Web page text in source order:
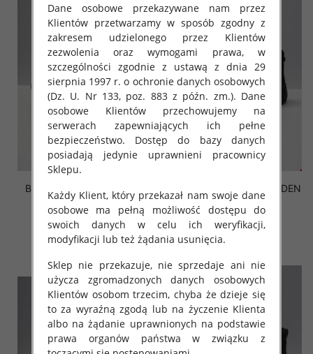
Botki Męskie M521 CAMEL
41-46 OCIEPLANE
77.00 zł
szczegóły
Botki Męskie M302-1 JEDEN
41-46 OCIEPALNE
53.00 zł
szczegóły
Dane osobowe przekazywane nam przez
Klientów przetwarzamy w sposób zgodny z
zakresem udzielonego przez Klientów
zezwolenia oraz wymogami prawa, w
szczególności zgodnie z ustawą z dnia 29
sierpnia 1997 r. o ochronie danych osobowych
(Dz. U. Nr 133, poz. 883 z późn. zm.). Dane
osobowe Klientów przechowujemy na
serwerach zapewniających ich pełne
bezpieczeństwo. Dostęp do bazy danych
posiadają jedynie uprawnieni pracownicy
Sklepu.
Każdy Klient, który przekazał nam swoje dane
osobowe ma pełną możliwość dostępu do
swoich danych w celu ich weryfikacji,
modyfikacji lub też żądania usunięcia.
Sklep nie przekazuje, nie sprzedaje ani nie
użycza zgromadzonych danych osobowych
Klientów osobom trzecim, chyba że dzieje się
to za wyraźną zgodą lub na życzenie Klienta
albo na żądanie uprawnionych na podstawie
prawa organów państwa w związku z